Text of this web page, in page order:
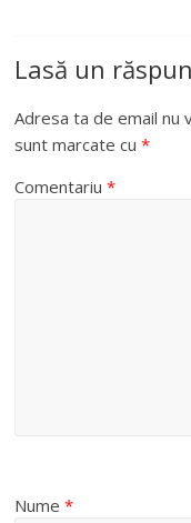
Lasă un
Adresa ta de email nu
sunt marcate cu*
Comentariu*
Nume*